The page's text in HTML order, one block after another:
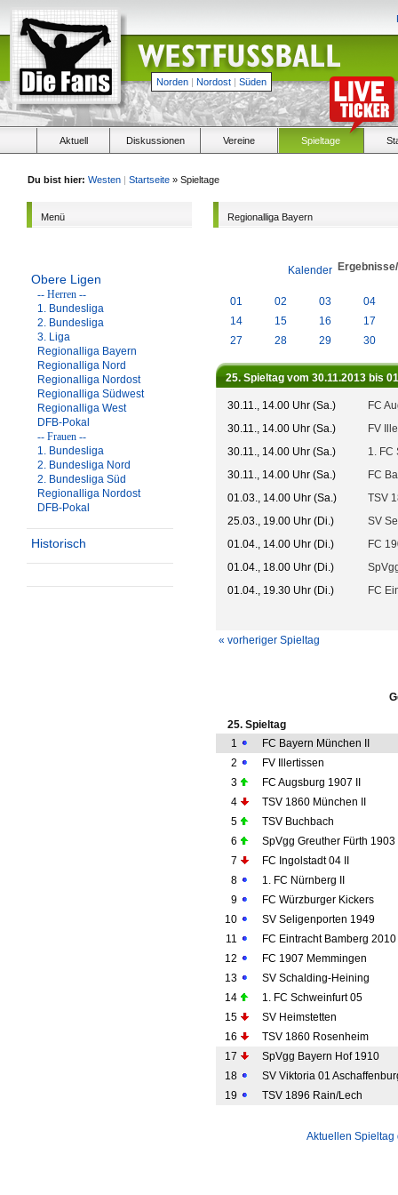
Norden | Nordost | Süden
Aktuell Diskussionen Vereine Spieltage
Du bist hier: Westen | Startseite » Spieltage
Menü
Obere Ligen
-- Herren --
1. Bundesliga
2. Bundesliga
3. Liga
Regionalliga Bayern
Regionalliga Nord
Regionalliga Nordost
Regionalliga Südwest
Regionalliga West
DFB-Pokal
-- Frauen --
1. Bundesliga
2. Bundesliga Nord
2. Bundesliga Süd
Regionalliga Nordost
DFB-Pokal
Historisch
Regionalliga Bayern
Kalender
01 02 03
04
14
15 16
17
27
28 29 30
25. Spieltag vom 30.11.2013 bis
30.11., 14.00 Uhr (Sa.)
FC
30.11., 14.00 Uhr (Sa.)
FV
30.11., 14.00 Uhr (Sa.)
1. FC
30.11., 14.00 Uhr (Sa.)
FC
01.03., 14.00 Uhr (Sa.)
TSV
25.03., 19.00 Uhr (Di.)
SV
01.04., 14.00 Uhr (Di.)
FC
01.04., 18.00 Uhr (Di.)
01.04., 19.30 Uhr (Di.)
FC
« vorheriger Spieltag
25. Spieltag
1
FC Bayern München II
2
FV Illertissen
3
FC Augsburg 1907 II
4
TSV 1860 München II
5
TSV Buchbach
6
SpVgg Greuther Fürth 1903
7
FC Ingolstadt 04 II
8
1. FC Nürnberg II
9
FC Würzburger Kickers
10
SV Seligenporten 1949
11
FC Eintracht Bamberg 2010
12
FC 1907 Memmingen
13
SV Schalding-Heining
14
1. FC Schweinfurt 05
15
SV Heimstetten
16
TSV 1860 Rosenheim
17
SpVgg Bayern Hof 1910
18
SV Viktoria 01
19
TSV 1896 Rain/Lech
Aktuellen Spieltag